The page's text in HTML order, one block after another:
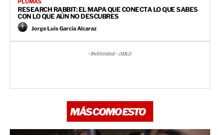
PLUMAS
RESEARCH RABBIT: EL MAPA QUE CONECTA LO QUE SABES
CON LO QUE AÚN NO DESCUBRES
Jorge Luis García Alcaraz
- Publicidad - (MR3)
MÁS COMO ESTO